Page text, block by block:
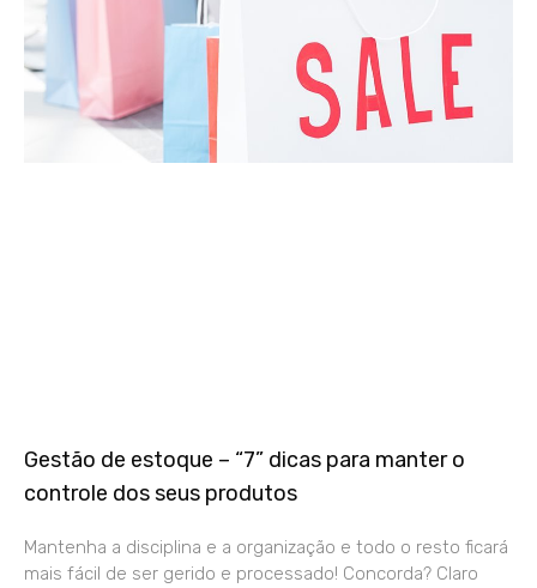
Gestão de estoque – “7” dicas para manter o
controle dos seus produtos
Mantenha a disciplina e a organização e todo o resto ficará
mais fácil de ser gerido e processado! Concorda? Claro